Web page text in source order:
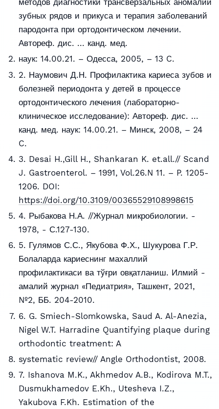
методов диагностики трансверзальных аномалий
зубных рядов и прикуса и терапия заболеваний
пародонта при ортодонтическом лечении.
Автореф. дис. ... канд. мед.
наук: 14.00.21. – Одесса, 2005, – 13 C.
2. Наумович Д.Н. Профилактика кариеса зубов и
болезней периодонта у детей в процессе
ортодонтического лечения (лабораторно-
клиническое исследование): Автореф. дис. ...
канд. мед. наук: 14.00.21. – Минск, 2008, – 24
C.
3. Desai H.,Gill H., Shankaran K. et.all.// Scand
J. Gastroenterol. – 1991, Vol.26.N 11. – P. 1205-
1206. DOI:
https://doi.org/10.3109/00365529108998615
4. Рыбакова Н.А. //Журнал микробиологии. -
1978, - С.127-130.
5. Гулямов С.С., Якубова Ф.Х., Шукурова Г.Р.
Болаларда кариеснинг махаллий
профилактикаси ва тўғри овқатланиш. Илмий -
амалий журнал «Педиатрия», Ташкент, 2021,
№2, ББ. 204-2010.
6. G. Smiech-Slomkowska, Saud A. Al-Anezia,
Nigel W.T. Harradine Quantifying plaque during
orthodontic treatment: A
systematic review// Angle Orthodontist, 2008.
7. Ishanova M.K., Akhmedov A.B., Kodirova M.T.,
Dusmukhamedov E.Kh., Utesheva I.Z.,
Yakubova F.Kh. Estimation of the